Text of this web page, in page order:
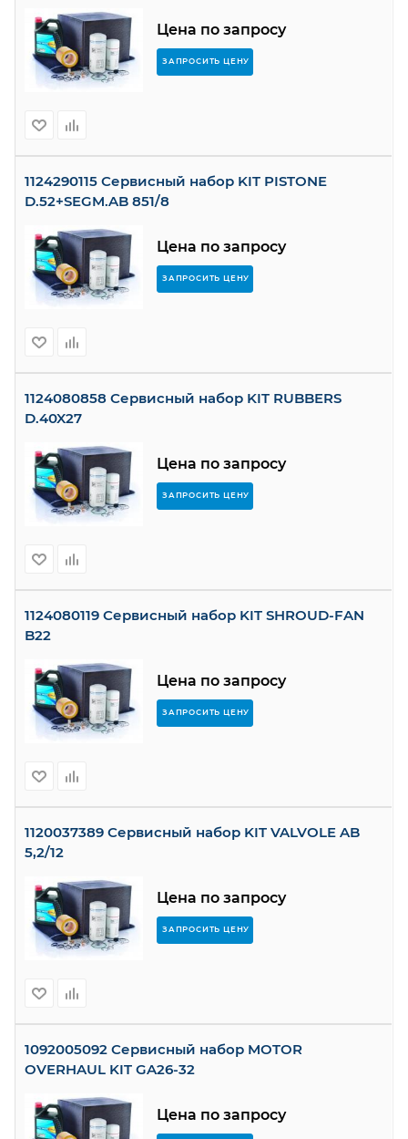
Цена по запросу
ЗАПРОСИТЬ ЦЕНУ
1124290115 Сервисный набор KIT PISTONE
D.52+SEGM.AB 851/8
Цена по запросу
ЗАПРОСИТЬ ЦЕНУ
1124080858 Сервисный набор KIT RUBBERS
D.40X27
Цена по запросу
ЗАПРОСИТЬ ЦЕНУ
1124080119 Сервисный набор KIT SHROUD-FAN
B22
Цена по запросу
ЗАПРОСИТЬ ЦЕНУ
1120037389 Сервисный набор KIT VALVOLE AB
5,2/12
Цена по запросу
ЗАПРОСИТЬ ЦЕНУ
1092005092 Сервисный набор MOTOR
OVERHAUL KIT GA26-32
Цена по запросу